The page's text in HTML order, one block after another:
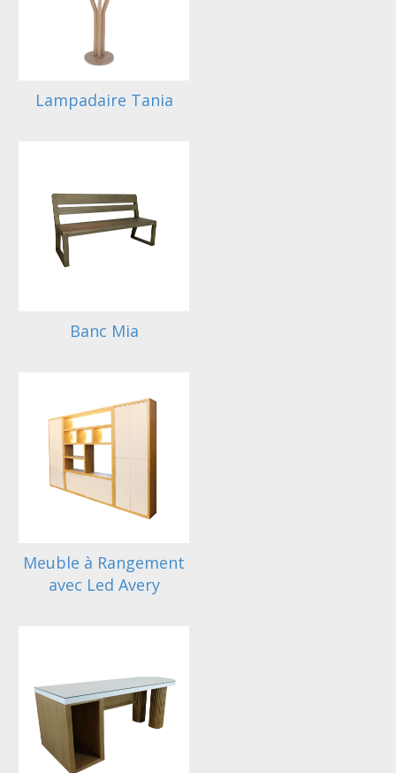
Lampadaire Tania
Banc Mia
Meuble à Rangement
avec Led Avery